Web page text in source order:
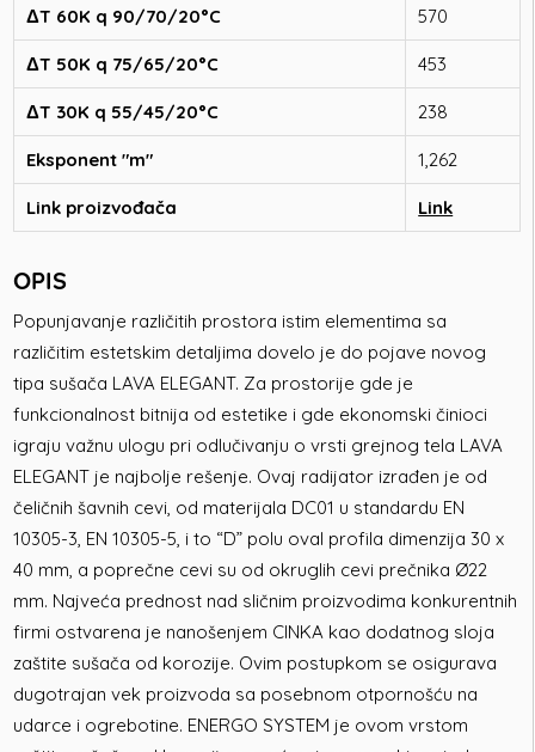
ΔT 60K q 90/70/20°C 570
ΔT 50K q 75/65/20°C 453
ΔT 30K q 55/45/20°C 238
Eksponent "m" 1,262
Link proizvođača Link
OPIS
Popunjavanje različitih prostora istim elementima sa
različitim estetskim detaljima dovelo je do pojave novog
tipa sušača LAVA ELEGANT. Za prostorije gde je
funkcionalnost bitnija od estetike i gde ekonomski činioci
igraju važnu ulogu pri odlučivanju o vrsti grejnog tela LAVA
ELEGANT je najbolje rešenje. Ovaj radijator izrađen je od
čeličnih šavnih cevi, od materijala DC01 u standardu EN
10305-3, EN 10305-5, i to “D” polu oval profila dimenzija 30 x
40 mm, a poprečne cevi su od okruglih cevi prečnika Ø22
mm. Najveća prednost nad sličnim proizvodima konkurentnih
firmi ostvarena je nanošenjem CINKA kao dodatnog sloja
zaštite sušača od korozije. Ovim postupkom se osigurava
dugotrajan vek proizvoda sa posebnom otpornošću na
udarce i ogrebotine. ENERGO SYSTEM je ovom vrstom